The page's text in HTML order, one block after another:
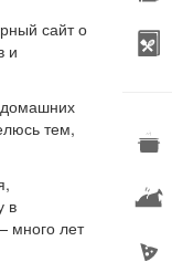
сайт о
и
домашних
тем,
в
много лет